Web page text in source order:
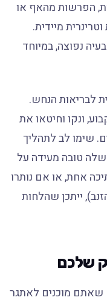
הפרשות מהאף או
מיידית.
נפוצה, במיוחד
לבריאות הנחש.
ונקו וחיטאו את
שימו לב לתהליך
טובה מעידה על
אחת, או אם נותרו
ייתכן שהלחות
שלכם
מוכנים לאתגר